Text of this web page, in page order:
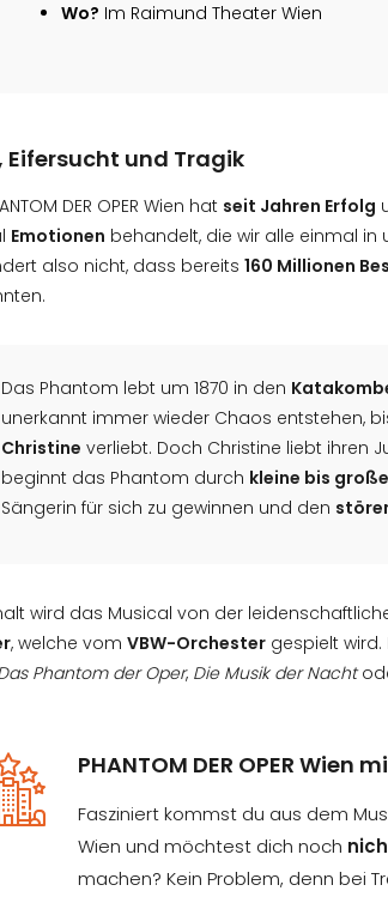
Wo? Im Raimund Theater Wien
Eifersucht und Tragik
DER OPER Wien hat seit Jahren Erfolg
Emotionen behandelt, die wir alle einmal in
also nicht, dass bereits 160 Millionen
Das Phantom lebt um 1870 in den
unerkannt immer wieder Chaos entstehen,
Christine verliebt. Doch Christine liebt ihren
beginnt das Phantom durch kleine bis
Sängerin für sich zu gewinnen und den
wird das Musical von der
, welche vom VBW-Orchester gespielt
Phantom der Oper, Die Musik der Nacht
PHANTOM DER OPER Wien
Fasziniert kommst du aus dem
Wien und möchtest dich noch
machen? Kein Problem, denn bei